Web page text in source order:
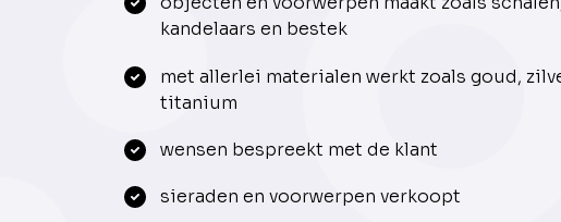
kandelaars en bestek
met allerlei materialen werkt zoals goud,
titanium
wensen bespreekt met de klant
sieraden en voorwerpen verkoopt